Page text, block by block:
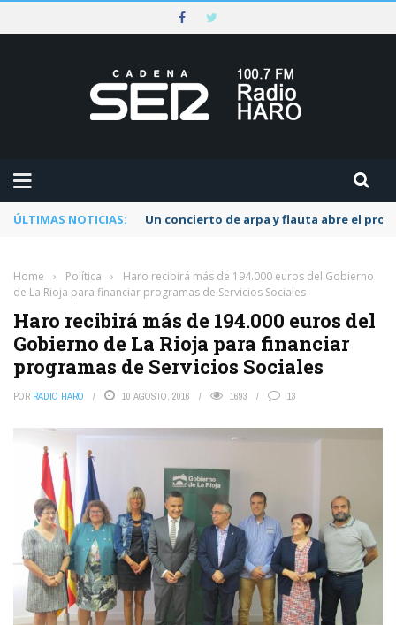
ÚLTIMAS NOTICIAS: Un concierto de arpa y flauta abre el
Home › Política ›
Haro recibirá más de 194.000 euros del Gobierno
de La Rioja para financiar programas de Servicios Sociales
Haro recibirá más de 194.000 euros del
Gobierno de La Rioja para financiar
programas de Servicios Sociales
POR RADIO HARO 10 AGOSTO, 2016 1693 13